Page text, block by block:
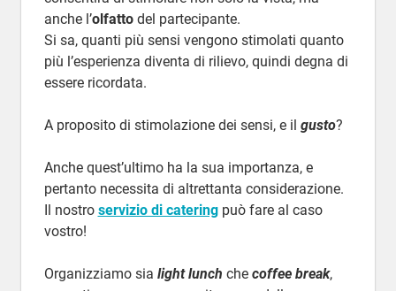
anche l’olfattodel partecipante.
Si sa, quanti più sensi vengono stimolati quanto
più l’esperienza diventa di rilievo, quindi degna di
essere ricordata.
A proposito di stimolazione dei sensi, e il gusto?
Anche quest’ultimo ha la sua importanza, e
pertanto necessita di altrettanta considerazione.
Il nostro servizio di cateringpuò fare al caso
vostro!
Organizziamo sia light lunch che coffee break,